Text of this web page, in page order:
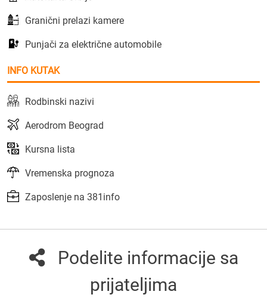
Granični prelazi kamere
Punjači za električne automobile
INFO KUTAK
Rodbinski nazivi
Aerodrom Beograd
Kursna lista
Vremenska prognoza
Zaposlenje na 381info
Podelite informacije sa
prijateljima